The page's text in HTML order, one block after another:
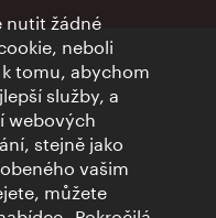
nutit žádné
neboli
tomu, abychom
služby, a
webových
stejně jako
vašim
můžete